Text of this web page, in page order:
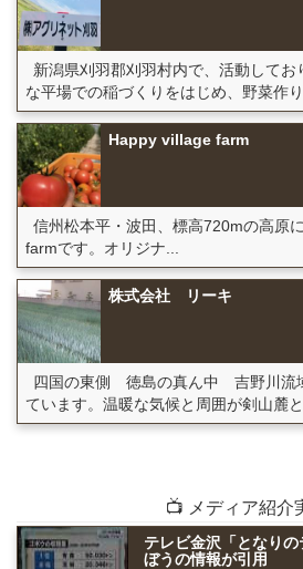
新潟県刈羽郡刈羽村内で、活動して
な平場での稲づくりをはじめ、野菜作
Happy village farm
信州松本平・波田、標高720mの高原
farmです。オリジナ...
株式会社 リーキ
四国の東側 徳島の真ん中 吉野川流
ています。温暖な気候と周囲が剣山麓と
📺 メディア紹介
テレビ金沢「となり
ぼうの情報が引用